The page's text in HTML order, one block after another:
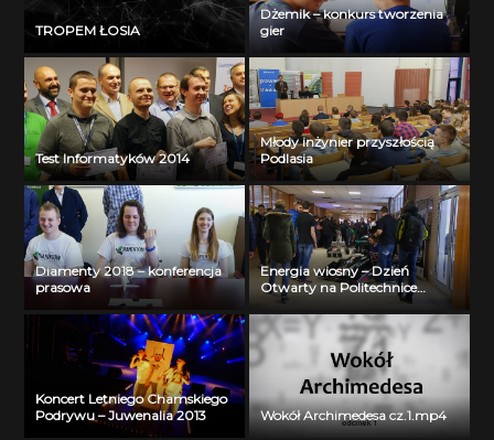
TROPEM ŁOSIA
Dżemik – konkurs tworzenia
gier
Test Informatyków 2014
Młody inżynier przyszłością
Podlasia
Diamenty 2018 – konferencja
prasowa
Energia wiosny – Dzień
Otwarty na Politechnice
Białostockiej
Koncert Letniego Chamskiego
Podrywu – Juwenalia 2013
Wokół Archimedesa cz.1.mp4